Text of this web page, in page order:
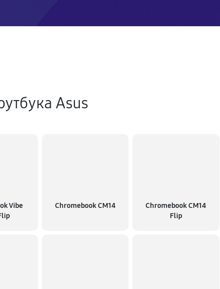
Asus
Vibe
Chromebook CM14
Chromebook CM14
Flip